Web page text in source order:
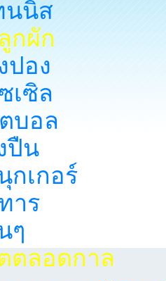
นนิส
กผัก
ปอง
เซิล
บอล
ปืน
กเกอร์
าร
ๆ
ตลอดกาล